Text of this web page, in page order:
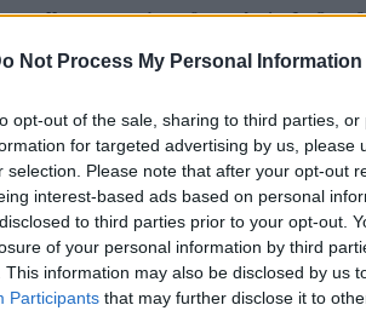
Not Process My Personal Information
opt-out of the sale, sharing to third parties,
for targeted advertising by us, please
selection. Please note that after your opt-out
interest-based ads based on personal
to third parties prior to your opt-out.
of your personal information by third
This information may also be disclosed by us
Participants that may further disclose it to
sur trois enfants âgés de 8 et